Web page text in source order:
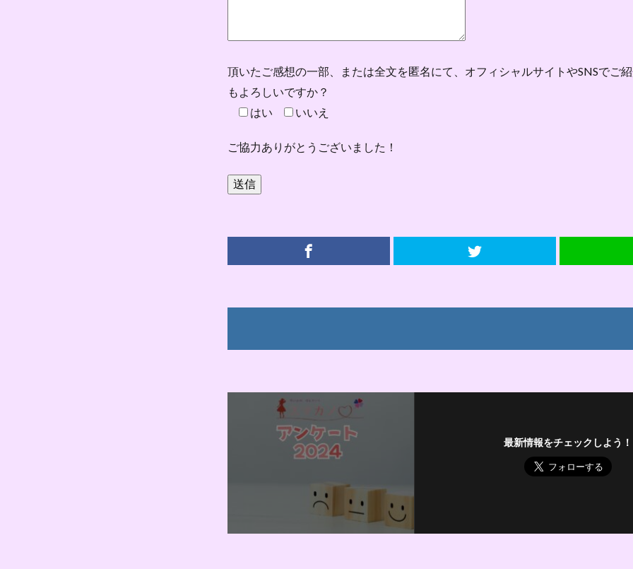
頂いたご感想の一部、または全文を匿名にて、オフィシャルサイトやSNSでご
もよろしいですか？
はい
いいえ
ご協力ありがとうございました！
最新情報をチェックしよう！